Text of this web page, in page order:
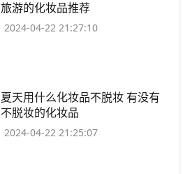
旅游的化妆品推荐
2024-04-22 21:27:10
​夏天用什么化妆品不脱妆 有没有
不脱妆的化妆品
2024-04-22 21:25:07